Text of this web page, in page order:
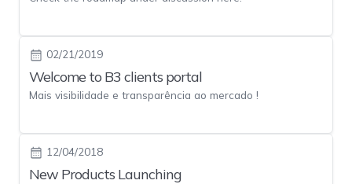
02/21/2019
Welcome to B3 clients portal
Mais visibilidade e transparência ao mercado !
12/04/2018
New Products Launching